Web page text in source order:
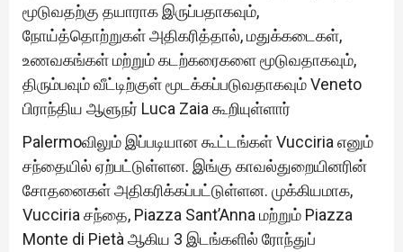
மூடுவதற்கு தயாராக இருப்பதாகவும்,
நோய்த்தொற்றுகள் அதிகரித்தால், மதுக்கடைகள்,
உணவகங்கள் மற்றும் கடற்கரைகளை மூடுவதாகவும்,
திரும்பவும் வீட்டிற்குள் மூடக்கப்படுவதாகவும் Veneto
பிராந்திய ஆளுநர் Luca Zaia கூறியுள்ளார்
Palermoவிலும் இப்படியான கூட்டங்கள் Vucciria எனும்
சந்தையில் ஏற்பட்டுள்ளன. இங்கு காவல்துறையினரின்
சோதனைகள் அதிகரிக்கப்பட்டுள்ளன. முக்கியமாக,
Vucciria சந்தை, Piazza Sant’Anna மற்றும் Piazza
Monte di Pietà ஆகிய 3 இடங்களில் ரோந்துப்